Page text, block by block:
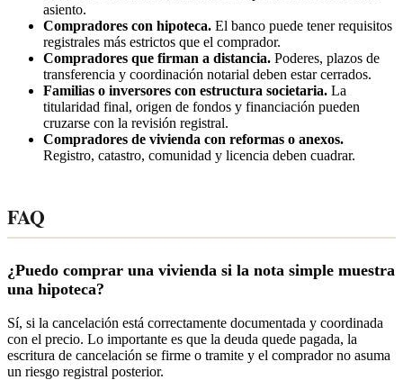
asiento.
Compradores con hipoteca. El banco puede tener requisitos
registrales más estrictos que el comprador.
Compradores que firman a distancia. Poderes, plazos de
transferencia y coordinación notarial deben estar cerrados.
Familias o inversores con estructura societaria. La
titularidad final, origen de fondos y financiación pueden
cruzarse con la revisión registral.
Compradores de vivienda con reformas o anexos.
Registro, catastro, comunidad y licencia deben cuadrar.
FAQ
¿Puedo comprar una vivienda si la nota simple muestra
una hipoteca?
Sí, si la cancelación está correctamente documentada y coordinada
con el precio. Lo importante es que la deuda quede pagada, la
escritura de cancelación se firme o tramite y el comprador no asuma
un riesgo registral posterior.